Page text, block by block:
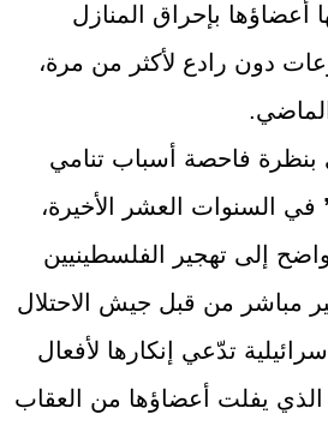
أعضاؤها بإحراق المنازل
دون رادع لأكثر من مرة،
بنظرة فاحصة أسباب تنامي
في السنوات العشر الأخيرة،
إلى تهجير الفلسطينيين
مباشر من قبل جيش الاحتلال
تدّعي إنكارها لأفعال
الذي يفلت أعضاؤها من العقاب